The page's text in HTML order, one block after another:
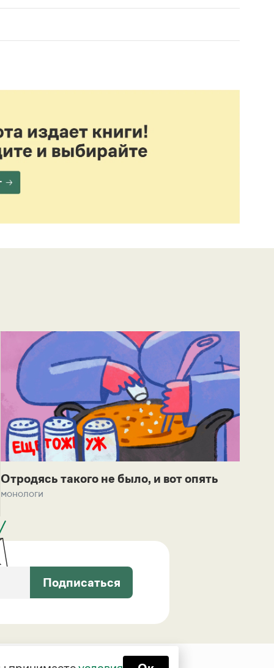
Отродясь такого не было, и вот опять
монологи
Подписаться